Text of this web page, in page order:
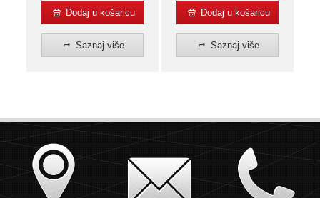
Dodaj u košaricu
Saznaj više
Dodaj u košaricu
Saznaj više